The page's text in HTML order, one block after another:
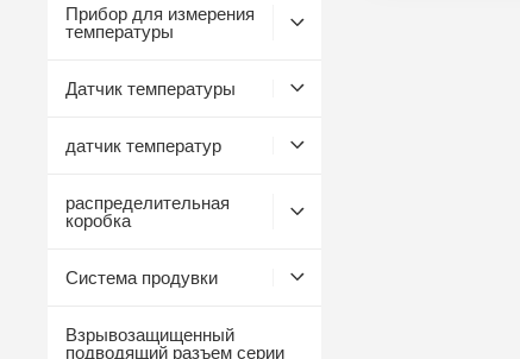
Прибор для измерения
температуры
Датчик температуры
датчик температур
распределительная
коробка
Система продувки
Взрывозащищенный
подводящий разъем серии